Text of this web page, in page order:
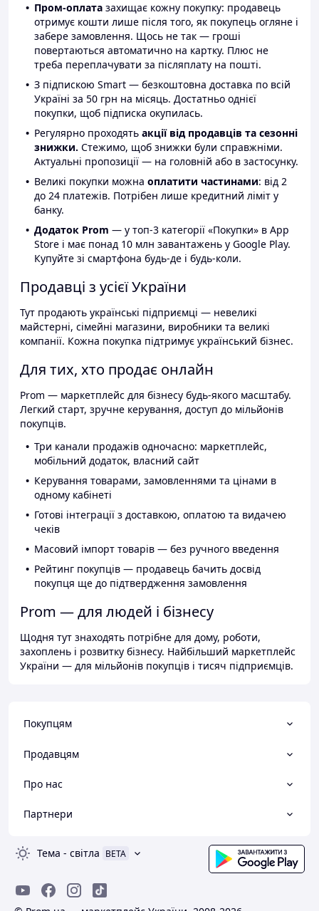
Пром-оплата захищає кожну покупку: продавець
отримує кошти лише після того, як покупець огляне і
забере замовлення. Щось не так — гроші
повертаються автоматично на картку. Плюс не
треба переплачувати за післяплату на пошті.
З підпискою Smart — безкоштовна доставка по всій
Україні за 50 грн на місяць. Достатньо однієї
покупки, щоб підписка окупилась.
Регулярно проходять акції від продавців та сезонні
знижки. Стежимо, щоб знижки були справжніми.
Актуальні пропозиції — на головній або в застосунку.
Великі покупки можна оплатити частинами: від 2
до 24 платежів. Потрібен лише кредитний ліміт у
банку.
Додаток Prom — у топ-3 категорії «Покупки» в App
Store і має понад 10 млн завантажень у Google Play.
Купуйте зі смартфона будь-де і будь-коли.
Продавці з усієї України
Тут продають українські підприємці — невеликі
майстерні, сімейні магазини, виробники та великі
компанії. Кожна покупка підтримує український бізнес.
Для тих, хто продає онлайн
Prom — маркетплейс для бізнесу будь-якого масштабу.
Легкий старт, зручне керування, доступ до мільйонів
покупців.
Три канали продажів одночасно: маркетплейс,
мобільний додаток, власний сайт
Керування товарами, замовленнями та цінами в
одному кабінеті
Готові інтеграції з доставкою, оплатою та видачею
чеків
Масовий імпорт товарів — без ручного введення
Рейтинг покупців — продавець бачить досвід
покупця ще до підтвердження замовлення
Prom — для людей і бізнесу
Щодня тут знаходять потрібне для дому, роботи,
захоплень і розвитку бізнесу. Найбільший маркетплейс
України — для мільйонів покупців і тисяч підприємців.
Покупцям
Продавцям
Про нас
Партнери
Тема - світла BETA